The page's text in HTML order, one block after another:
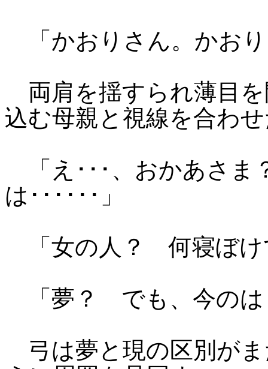
「かおりさん。かお
両肩を揺すられ薄目
込む母親と視線を合わ
「え･･･、おかあさ
は･･････」
「女の人？ 何寝ぼけ
「夢？ でも、今のは
弓は夢と現の区別が